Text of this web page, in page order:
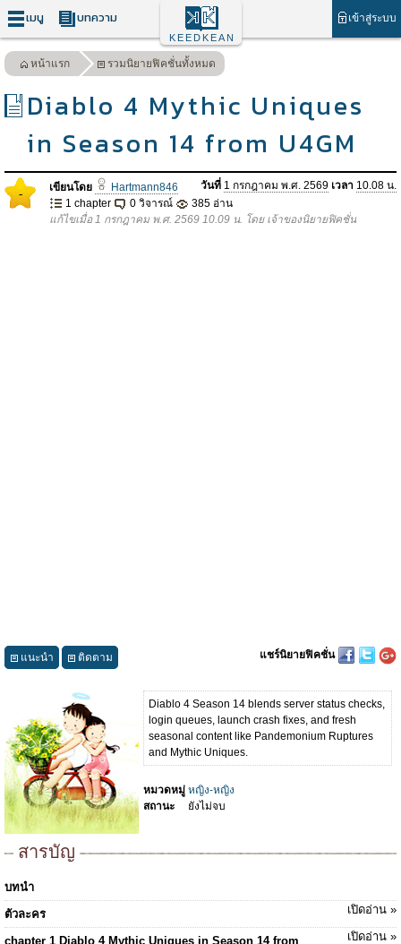
เมนู บทความ เข้าสู่ระบบ
KEEDKEAN
หน้าแรก รวมนิยายฟิคชั่นทั้งหมด
Diablo 4 Mythic Uniques
in Season 14 from U4GM
- เขียนโดย Hartmann846 วันที่ 1 กรกฎาคม พ.ศ. 2569 เวลา 10.08 น.
1 chapter
0 วิจารณ์
385 อ่าน
แก้ไขเมื่อ 1 กรกฎาคม พ.ศ. 2569 10.09 น. โดย เจ้าของนิยายฟิคชั่น
แนะนำ ติดตาม แชร์นิยายฟิคชั่น
Diablo 4 Season 14 blends server status checks,
login queues, launch crash fixes, and fresh
seasonal content like Pandemonium Ruptures
and Mythic Uniques.
หมวดหมู่ หญิง-หญิง
สถานะ
ยังไม่จบ
สารบัญ
บทนำ
ตัวละคร
เปิดอ่าน »
chapter 1 Diablo 4 Mythic Uniques in Season 14 from
เปิดอ่าน »